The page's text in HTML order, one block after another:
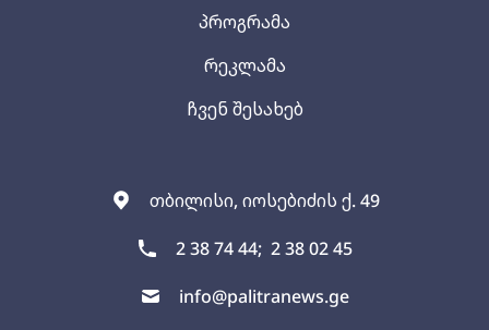
თბილისი, იოსებიძის ქ. 49
2 38 74 44; 2 38 02 45
info@palitranews.ge
პროგრამა
რეკლამა
ჩვენ შესახებ